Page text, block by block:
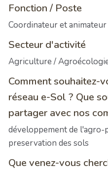
Fonction / Poste
Coordinateur et
Secteur d'activité
Agriculture /
Comment souhaitez-
réseau e-Sol ? Que
partager avec nos
développement de l'agro-
preservation des sols
Que venez-vous